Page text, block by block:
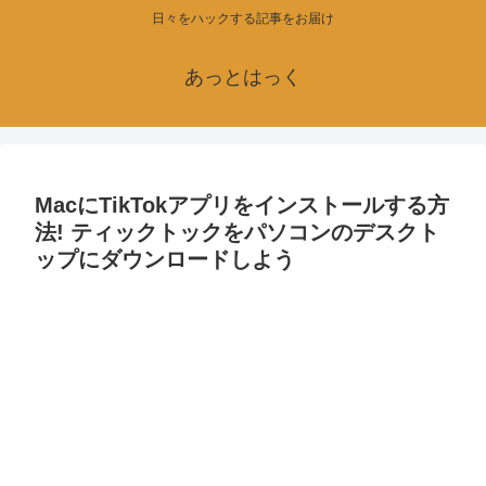
日々をハックする記事をお届け
あっとはっく
MacにTikTokアプリをインストールする方
法! ティックトックをパソコンのデスクト
ップにダウンロードしよう